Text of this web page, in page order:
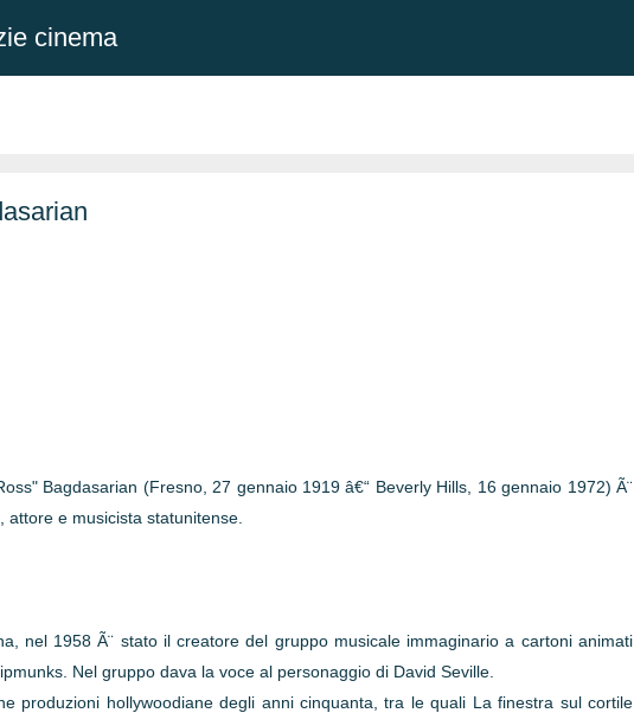
cinema
Bagdasarian (Fresno, 27 gennaio 1919 â€“ Beverly Hills, 16 gennaio 1972) Ã¨
attore e musicista statunitense.
nel 1958 Ã¨ stato il creatore del gruppo musicale immaginario a cartoni animati
Nel gruppo dava la voce al personaggio di David Seville.
produzioni hollywoodiane degli anni cinquanta, tra le quali La finestra sul cortile